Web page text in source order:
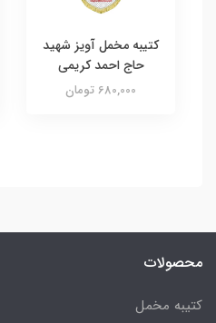
کتیبه مخمل آویز شهید
حاج احمد کریمی
680,000 تومان
محصولات
کتیبه مخمل